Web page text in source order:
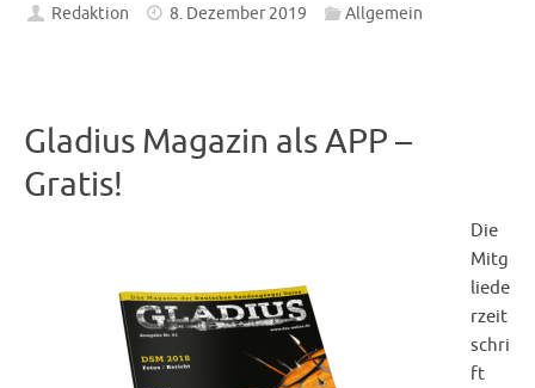
Redaktion 8. Dezember 2019 Allgemein
Gladius Magazin als APP –
Gratis!
Die
Mitg
liede
rzeit
schri
ft